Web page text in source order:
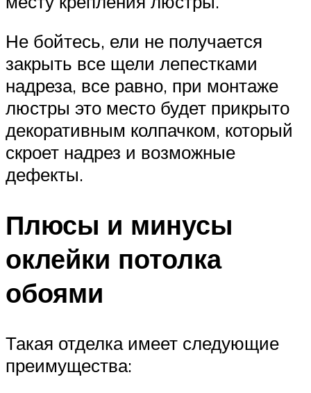
Не бойтесь, ели не получается
закрыть все щели лепестками
надреза, все равно, при монтаже
люстры это место будет прикрыто
декоративным колпачком, который
скроет надрез и возможные
дефекты.
Плюсы и минусы
оклейки потолка
обоями
Такая отделка имеет следующие
преимущества: